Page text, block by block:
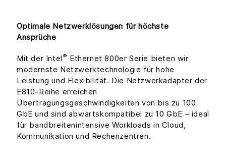
Optimale Netzwerklösungen für höchste
Ansprüche
Mit der Intel ® Ethernet 800er Serie bieten wir
modernste Netzwerktechnologie für hohe
Leistung und Flexibilität. Die Netzwerkadapter der
E810-Reihe erreichen
Übertragungsgeschwindigkeiten von bis zu 100
GbE und sind abwärtskompatibel zu 10 GbE – ideal
für bandbreitenintensive Workloads in Cloud,
Kommunikation und Rechenzentren.